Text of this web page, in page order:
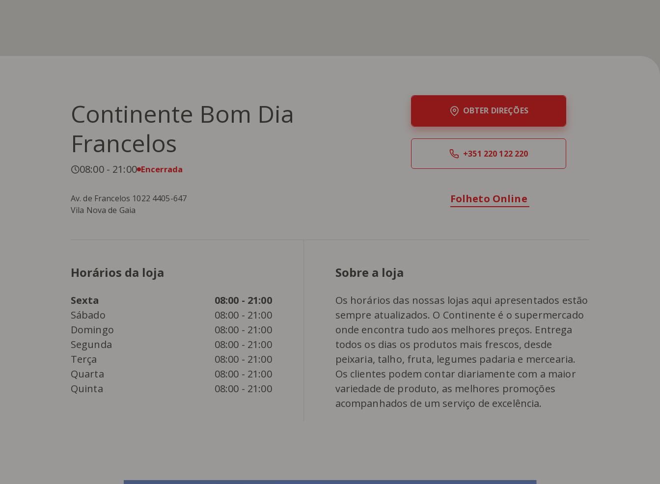
Continente Bom Dia
Francelos
08:00 - 21:00 Encerrada
Av. de Francelos 1022 4405-647
Vila Nova de Gaia
OBTER DIREÇÕES
+351 220 122 220
Folheto Online
Horários da loja
Horários da loja
Dia da Semana
Horário
Sexta 08:00 - 21:00
Sábado
08:00 - 21:00
Domingo
08:00 - 21:00
Segunda
08:00 - 21:00
Terça
08:00 - 21:00
Quarta
08:00 - 21:00
Quinta
08:00 - 21:00
Sobre a loja
Os horários das nossas lojas aqui apresentados estão
sempre atualizados. O Continente é o supermercado
onde encontra tudo aos melhores preços. Entrega
todos os dias os produtos mais frescos, desde
peixaria, talho, fruta, legumes padaria e mercearia.
Os clientes podem contar diariamente com a maior
variedade de produto, as melhores promoções
acompanhados de um serviço de excelência.